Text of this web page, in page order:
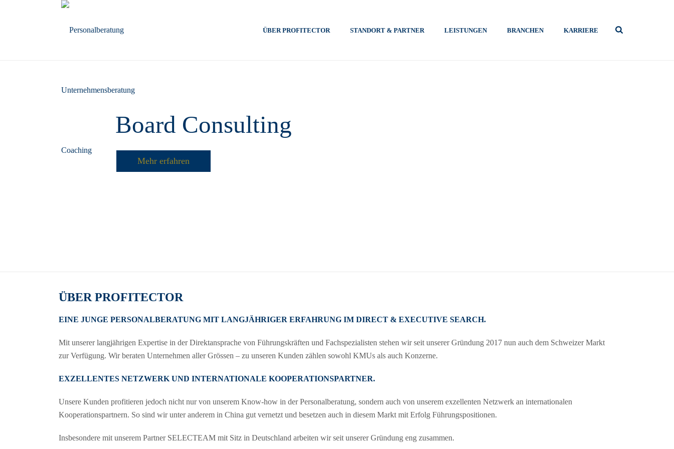
ÜBER PROFITECTOR STANDORT & PARTNER LEISTUNGEN BRANCHEN KARRIERE
Board Consulting
Mehr erfahren
ÜBER PROFITECTOR
EINE JUNGE PERSONALBERATUNG MIT LANGJÄHRIGER ERFAHRUNG IM DIRECT & EXECUTIVE SEARCH.
Mit unserer langjährigen Expertise in der Direktansprache von Führungskräften und Fachspezialisten stehen wir seit unserer Gründung 2017 nun auch dem Schweizer Markt
zur Verfügung. Wir beraten Unternehmen aller Grössen – zu unseren Kunden zählen sowohl KMUs als auch Konzerne.
EXZELLENTES NETZWERK UND INTERNATIONALE KOOPERATIONSPARTNER.
Unsere Kunden profitieren jedoch nicht nur von unserem Know-how in der Personalberatung, sondern auch von unserem exzellenten Netzwerk an internationalen
Kooperationspartnern. So sind wir unter anderem in China gut vernetzt und besetzen auch in diesem Markt mit Erfolg Führungspositionen.
Insbesondere mit unserem Partner SELECTEAM mit Sitz in Deutschland arbeiten wir seit unserer Gründung eng zusammen.